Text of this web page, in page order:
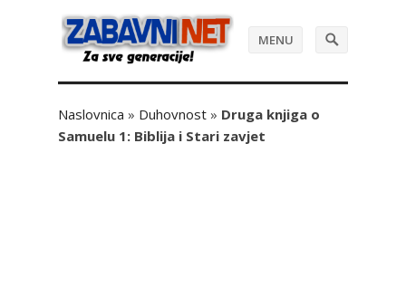
MENU
Naslovnica » Duhovnost » Druga knjiga o
Samuelu 1: Biblija i Stari zavjet